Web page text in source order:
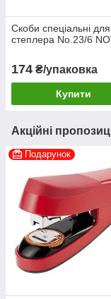
Скоби спеціальні для
степлера No.23/6
174 ₴/упаковка
Купити
Акційні
Подарунок